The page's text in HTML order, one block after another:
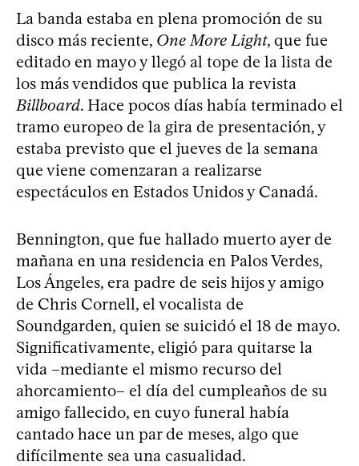
La banda estaba en plena promoción de su
disco más reciente, One More Light, que fue
editado en mayo y llegó al tope de la lista de
los más vendidos que publica la revista
Billboard. Hace pocos días había terminado el
tramo europeo de la gira de presentación, y
estaba previsto que el jueves de la semana
que viene comenzaran a realizarse
espectáculos en Estados Unidos y Canadá.
Bennington, que fue hallado muerto ayer de
mañana en una residencia en Palos Verdes,
Los Ángeles, era padre de seis hijos y amigo
de Chris Cornell, el vocalista de
Soundgarden, quien se suicidó el 18 de mayo.
Significativamente, eligió para quitarse la
vida –mediante el mismo recurso del
ahorcamiento– el día del cumpleaños de su
amigo fallecido, en cuyo funeral había
cantado hace un par de meses, algo que
difícilmente sea una casualidad.